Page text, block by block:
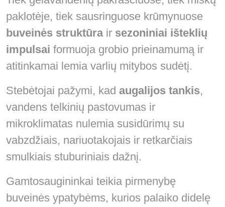
paklotėje, tiek sausringuose krūmynuose
buveinės struktūrair sezoniniai išteklių
impulsai formuoja grobio prieinamumą ir
atitinkamai lemia varlių mitybos sudėtį.
Stebėtojai pažymi, kad augalijos tankis,
vandens telkinių pastovumas ir
mikroklimatas nulemia susidūrimų su
vabzdžiais, nariuotakojais ir retkarčiais
smulkiais stuburiniais dažnį.
Gamtosaugininkai teikia pirmenybę
buveinės ypatybėms, kurios palaiko didelę